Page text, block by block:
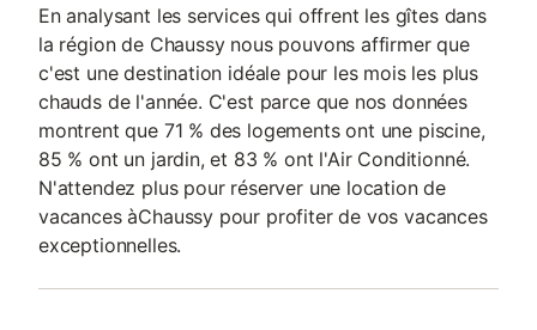
En analysant les services qui offrent les gîtes dans
la région de Chaussy nous pouvons affirmer que
c'est une destination idéale pour les mois les plus
chauds de l'année. C'est parce que nos données
montrent que 71 % des logements ont une piscine,
85 % ont un jardin, et 83 % ont l'Air Conditionné.
N'attendez plus pour réserver une location de
vacances àChaussy pour profiter de vos vacances
exceptionnelles.